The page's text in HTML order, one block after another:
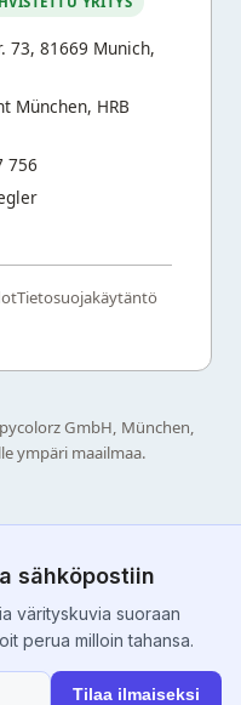
73, 81669 Munich,
München, HRB
756
Tietosuojakäytäntö
GmbH, München,
ympäri maailmaa.
sähköpostiin
värityskuvia suoraan
perua milloin tahansa.
Tilaa ilmaiseksi